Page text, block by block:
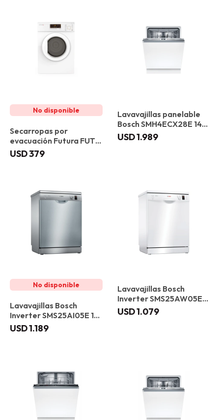
Secarropas por
evacuación Futura FUT-
SF70EV 7 kg
USD379
Lavavajillas panelable
Bosch SMH4ECX28E 14
Servicios Puerta
USD1.989
Lavavajillas Bosch
Inverter SMS25AI05E 12
servicios
USD1.189
Lavavajillas Bosch
Inverter SMS25AW05E
12 servicios
USD1.079